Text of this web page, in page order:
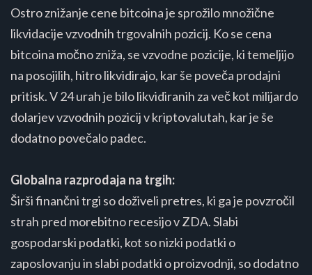
Ostro znižanje cene bitcoina je sprožilo množične
likvidacije vzvodnih trgovalnih pozicij. Ko se cena
bitcoina močno zniža, se vzvodne pozicije, ki temeljijo
na posojilih, hitro likvidirajo, kar še poveča prodajni
pritisk. V 24 urah je bilo likvidiranih za več kot milijardo
dolarjev vzvodnih pozicij v kriptovalutah, kar je še
dodatno povečalo padec​​.
Globalna razprodaja na trgih:
Širši finančni trgi so doživeli pretres, ki ga je povzročil
strah pred morebitno recesijo v ZDA. Slabi
gospodarski podatki, kot so nizki podatki o
zaposlovanju in slabi podatki o proizvodnji, so dodatno